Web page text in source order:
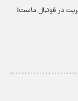
در فوتبال ماست!